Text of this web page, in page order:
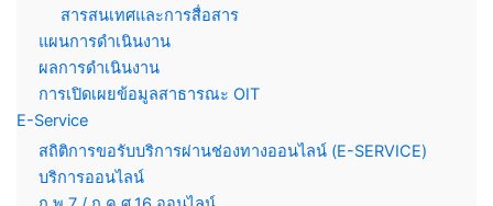
สารสนเทศและการสื่อสาร
แผนการดำเนินงาน
ผลการดำเนินงาน
การเปิดเผยข้อมูลสาธารณะ OIT
E-Service
สถิติการขอรับบริการผ่านช่องทางออนไลน์ (E-SERVICE)
บริการออนไลน์